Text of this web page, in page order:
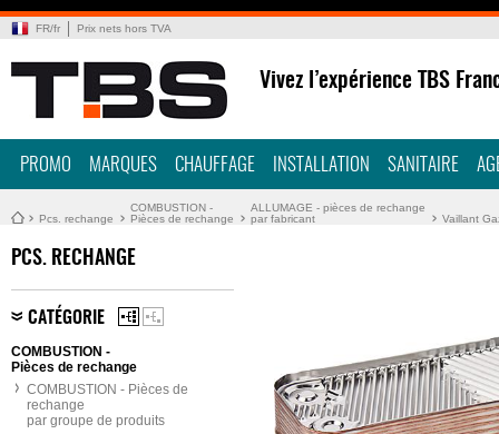
FR/fr Prix nets hors TVA
Vivez l’expérience TBS
PROMO MARQUES CHAUFFAGE INSTALLATION SANITAIRE
Pcs. rechange
COMBUSTION -
Pièces de rechange
ALLUMAGE - pièces de rechange
par fabricant
Vaillant
PCS. RECHANGE
CATÉGORIE
COMBUSTION -
Pièces de rechange
COMBUSTION - Pièces de
rechange
par groupe de produits